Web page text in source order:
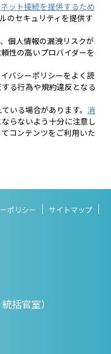
ット接続を提供するため
のセキュリティを提供す
個人情報の漏洩リスクが
性の高いプロバイダーを
バシーポリシーをよく読
る行為や規約違反となる
いる場合があります。 消
ならないよう十分に注意し
コンテンツをご利用いた
ポリシー
サイトマップ
括官室）